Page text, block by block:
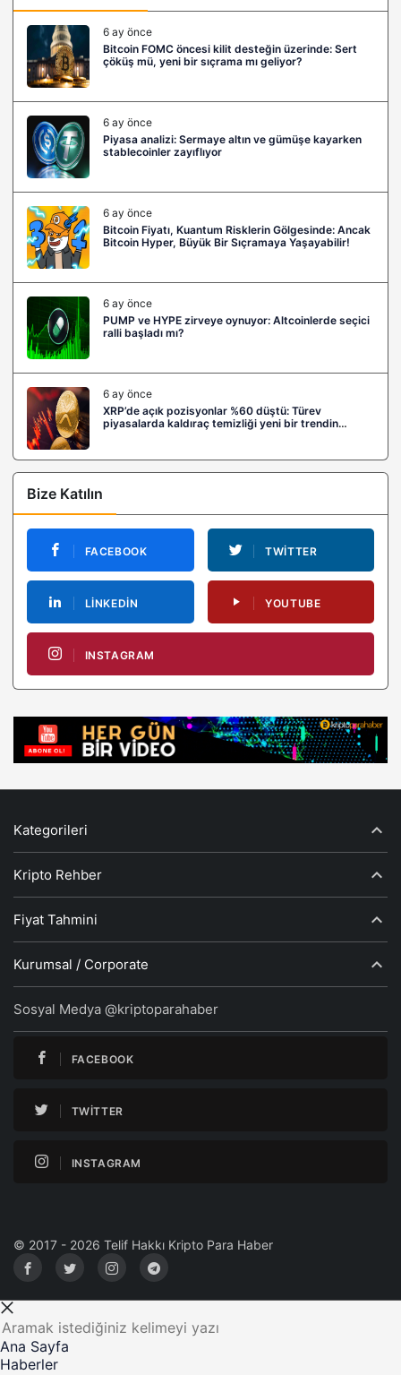
6 ay önce
Bitcoin FOMC öncesi kilit desteğin üzerinde: Sert
çöküş mü, yeni bir sıçrama mı geliyor?
6 ay önce
Piyasa analizi: Sermaye altın ve gümüşe kayarken
stablecoinler zayıflıyor
6 ay önce
Bitcoin Fiyatı, Kuantum Risklerin Gölgesinde: Ancak
Bitcoin Hyper, Büyük Bir Sıçramaya Yaşayabilir!
6 ay önce
PUMP ve HYPE zirveye oynuyor: Altcoinlerde seçici
ralli başladı mı?
6 ay önce
XRP’de açık pozisyonlar %60 düştü: Türev
piyasalarda kaldıraç temizliği yeni bir trendin
Bize Katılın
FACEBOOK TWITTER
LINKEDIN YOUTUBE
INSTAGRAM
Kategorileri
Kripto Rehber
Fiyat Tahmini
Kurumsal / Corporate
Sosyal Medya @kriptoparahaber
FACEBOOK
TWITTER
INSTAGRAM
© 2017 - 2026 Telif Hakkı Kripto Para Haber
Ana Sayfa
Haberler